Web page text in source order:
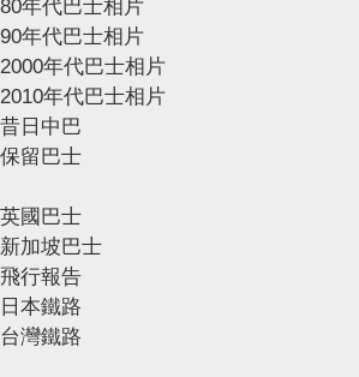
80年代巴士相片
90年代巴士相片
2000年代巴士相片
2010年代巴士相片
昔日中巴
保留巴士
英國巴士
新加坡巴士
飛行報告
日本鐵路
台灣鐵路